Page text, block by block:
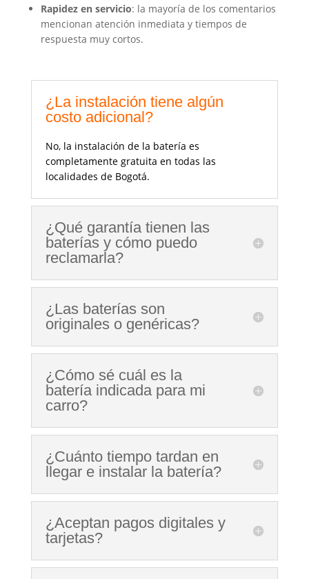
Rapidez en servicio: la mayoría de los comentarios
mencionan atención inmediata y tiempos de
respuesta muy cortos.
¿La instalación tiene algún
costo adicional?
No, la instalación de la batería es
completamente gratuita en todas las
localidades de Bogotá.
¿Qué garantía tienen las
baterías y cómo puedo
reclamarla?
¿Las baterías son
originales o genéricas?
¿Cómo sé cuál es la
batería indicada para mi
carro?
¿Cuánto tiempo tardan en
llegar e instalar la batería?
¿Aceptan pagos digitales y
tarjetas?